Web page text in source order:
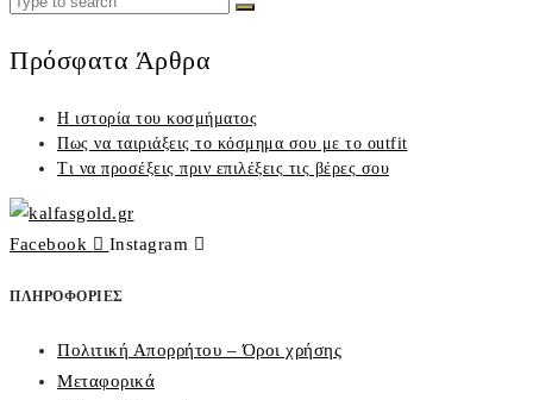
Search
Πρόσφατα Άρθρα
Η ιστορία του κοσμήματος
Πως να ταιριάξεις το κόσμημα σου με το outfit
Τι να προσέξεις πριν επιλέξεις τις βέρες σου
Facebook Instagram
ΠΛΗΡΟΦΟΡΙΕΣ
Πολιτική Απορρήτου – Όροι χρήσης
Μεταφορικά